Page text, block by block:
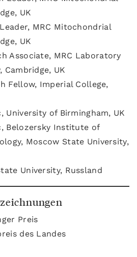
UK
MRC Mitochondrial
UK
Associate, MRC Laboratory
Cambridge, UK
Fellow, Imperial College,
University of Birmingham, UK
Belozersky Institute of
Moscow State University,
University, Russland
Preis
des Landes